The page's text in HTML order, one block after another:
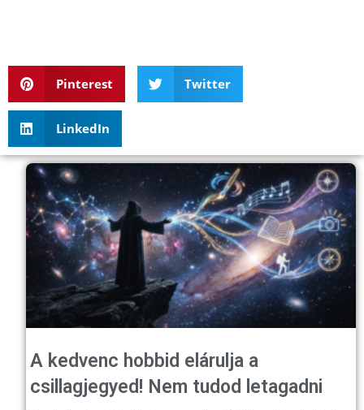
Pinterest Twitter
LinkedIn
A kedvenc hobbid elárulja a
csillagjegyed! Nem tudod letagadni